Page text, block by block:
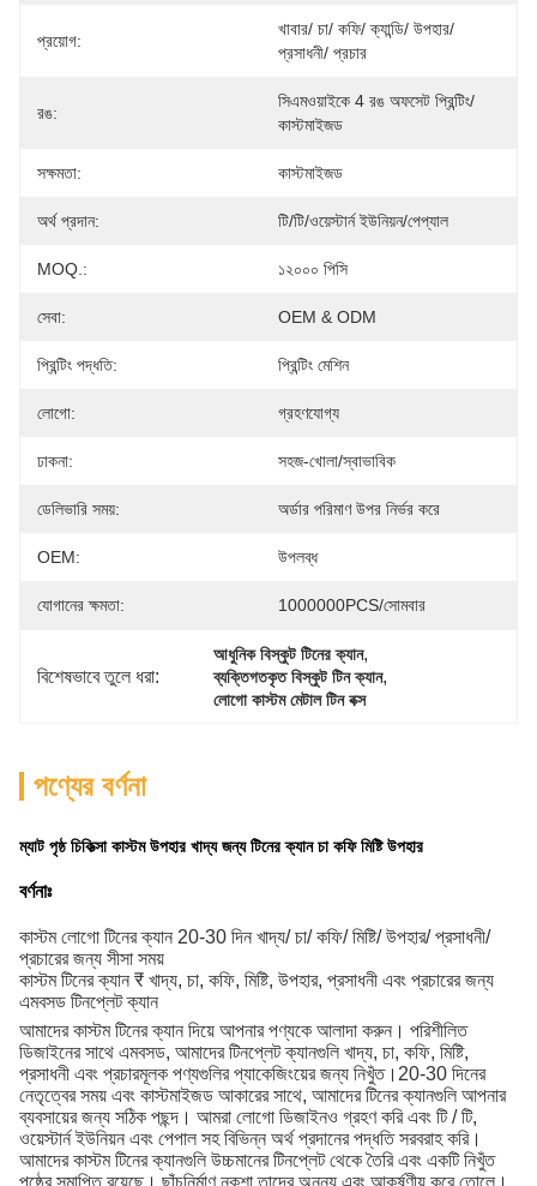
প্রয়োগ:
খাবার/ চা/ কফি/ ক্যান্ডি/ উপহার/
প্রসাধনী/ প্রচার
রঙ:
সিএমওয়াইকে 4 রঙ অফসেট প্রিন্টিং/
কাস্টমাইজড
সক্ষমতা: কাস্টমাইজড
অর্থ প্রদান: টি/টি/ওয়েস্টার্ন ইউনিয়ন/পেপ্যাল
MOQ.: ১২০০০ পিসি
সেবা: OEM & ODM
প্রিন্টিং পদ্ধতি: প্রিন্টিং মেশিন
লোগো: গ্রহণযোগ্য
ঢাকনা: সহজ-খোলা/স্বাভাবিক
ডেলিভারি সময়: অর্ডার পরিমাণ উপর নির্ভর করে
OEM: উপলব্ধ
যোগানের ক্ষমতা: 1000000PCS/সোমবার
বিশেষভাবে তুলে ধরা:
আধুনিক বিস্কুট টিনের ক্যান,
ব্যক্তিগতকৃত বিস্কুট টিন ক্যান,
লোগো কাস্টম মেটাল টিন বক্স
পণ্যের বর্ণনা
ম্যাট পৃষ্ঠ চিকিত্সা কাস্টম উপহার খাদ্য জন্য টিনের ক্যান চা কফি মিষ্টি উপহার
বর্ণনাঃ
কাস্টম লোগো টিনের ক্যান 20-30 দিন খাদ্য/ চা/ কফি/ মিষ্টি/ উপহার/ প্রসাধনী/
প্রচারের জন্য সীসা সময়
কাস্টম টিনের ক্যান ₹ খাদ্য, চা, কফি, মিষ্টি, উপহার, প্রসাধনী এবং প্রচারের জন্য
এমবসড টিনপ্লেট ক্যান
আমাদের কাস্টম টিনের ক্যান দিয়ে আপনার পণ্যকে আলাদা করুন। পরিশীলিত
ডিজাইনের সাথে এমবসড, আমাদের টিনপ্লেট ক্যানগুলি খাদ্য, চা, কফি, মিষ্টি,
প্রসাধনী এবং প্রচারমূলক পণ্যগুলির প্যাকেজিংয়ের জন্য নিখুঁত।20-30 দিনের
নেতৃত্বের সময় এবং কাস্টমাইজড আকারের সাথে, আমাদের টিনের ক্যানগুলি আপনার
ব্যবসায়ের জন্য সঠিক পছন্দ। আমরা লোগো ডিজাইনও গ্রহণ করি এবং টি / টি,
ওয়েস্টার্ন ইউনিয়ন এবং পেপাল সহ বিভিন্ন অর্থ প্রদানের পদ্ধতি সরবরাহ করি।
আমাদের কাস্টম টিনের ক্যানগুলি উচ্চমানের টিনপ্লেট থেকে তৈরি এবং একটি নিখুঁত
পৃষ্ঠের সমাপ্তি রয়েছে। ছাঁচনির্মাণ নকশা তাদের অনন্য এবং আকর্ষণীয় করে তোলে।